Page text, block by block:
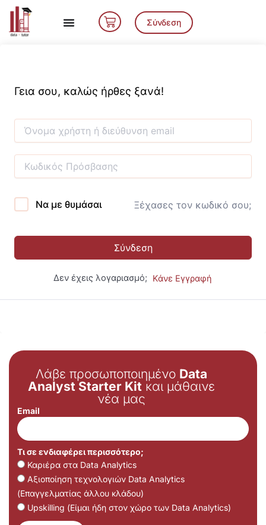
Μετάβαση
περιεχόμενο
Cart Σύνδεση
Γεια σου, καλώς ήρθες ξανά!
Να με θυμάσαι Ξέχασες τον κωδικό σου;
Σύνδεση
Δεν έχεις λογαριασμό; Κάνε Εγγραφή
Λάβε προσωποποιημένο Data
Analyst Starter Kit και μάθαινε
νέα μας
Email
Τι σε ενδιαφέρει περισσότερο;
Καριέρα στα Data Analytics
Αξιοποίηση τεχνολογιών Data Analytics
(Επαγγελματίας άλλου κλάδου)
Upskilling (Είμαι ήδη στον χώρο των Data Analytics)